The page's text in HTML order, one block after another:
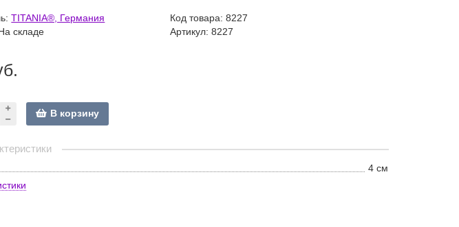
TITANIA®, Германия Код товара: 8227
складе
Артикул: 8227
В корзину
4 см